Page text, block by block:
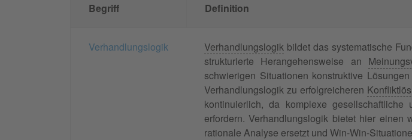
Begriff Definition
Verhandlungslogik Verhandlungslogik bildet das systematische
strukturierte Herangehensweise an
schwierigen Situationen konstruktive
Verhandlungslogik zu erfolgreicheren
kontinuierlich, da komplexe gesellschaftliche
erfordern. Verhandlungslogik bietet hier einen
rationale Analyse ersetzt und Win-Win-